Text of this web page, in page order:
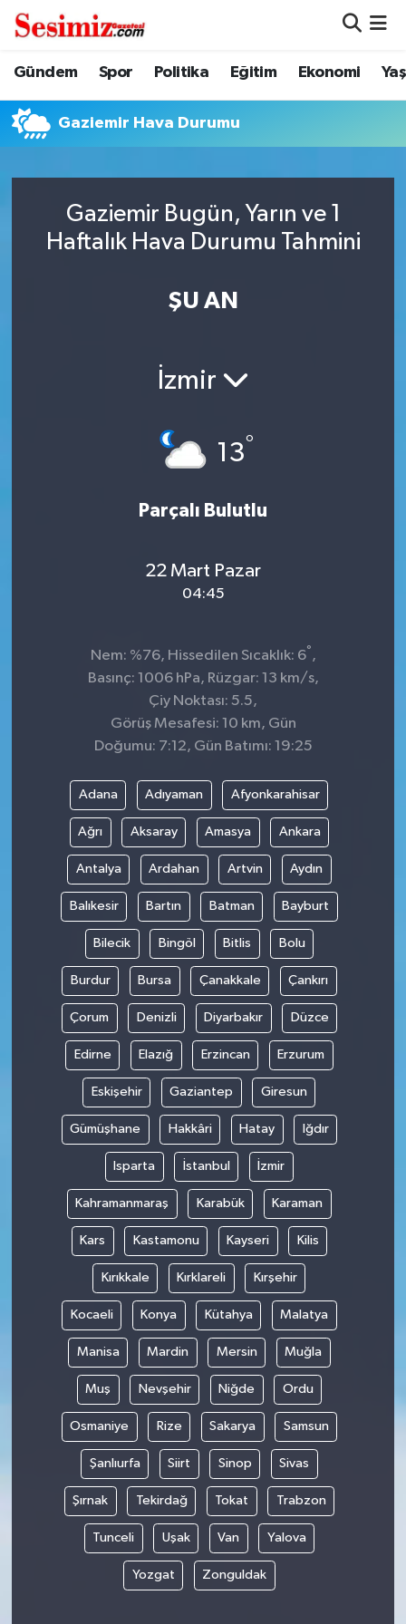
Gündem Spor Politika Eğitim Ekonomi
Gaziemir Hava Durumu
Gaziemir Bugün, Yarın ve 1
Haftalık Hava Durumu Tahmini
ŞU AN
İzmir
13°
Parçalı Bulutlu
22 Mart Pazar
04:45
Nem: %76, Hissedilen Sıcaklık: 6° ,
Basınç: 1006 hPa, Rüzgar: 13 km/s,
Çiy Noktası: 5.5,
Görüş Mesafesi: 10 km, Gün
Doğumu: 7:12, Gün Batımı: 19:25
Adana Adıyaman Afyonkarahisar
Ağrı Aksaray Amasya Ankara
Antalya Ardahan Artvin Aydın
Balıkesir Bartın Batman Bayburt
Bilecik Bingöl Bitlis Bolu
Burdur Bursa Çanakkale Çankırı
Çorum Denizli Diyarbakır Düzce
Edirne Elazığ Erzincan Erzurum
Eskişehir Gaziantep Giresun
Gümüşhane Hakkâri Hatay Iğdır
Isparta İstanbul İzmir
Kahramanmaraş Karabük Karaman
Kars Kastamonu Kayseri Kilis
Kırıkkale Kırklareli Kırşehir
Kocaeli Konya Kütahya Malatya
Manisa Mardin Mersin Muğla
Muş Nevşehir Niğde Ordu
Osmaniye Rize Sakarya Samsun
Şanlıurfa Siirt Sinop Sivas
Şırnak Tekirdağ Tokat Trabzon
Tunceli Uşak Van Yalova
Yozgat Zonguldak
Dünya
Eğitim
Genel
Gündem
Nöbetçi Eczaneler
Hava Durumu
Trafik Durumu
Süper Lig Puan Durumu ve Fikstür